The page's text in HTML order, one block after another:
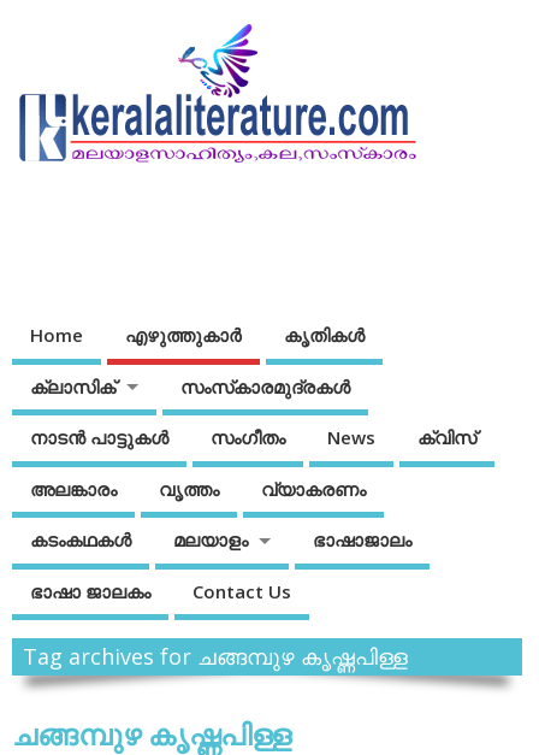
Home എഴുത്തുകാര്‍ കൃതികൾ
ക്ലാസിക് സംസ്‌കാരമുദ്രകള്‍
നാടന്‍ പാട്ടുകള്‍ സംഗീതം News ക്വിസ്
അലങ്കാരം വൃത്തം വ്യാകരണം
കടംകഥകള്‍ മലയാളം ഭാഷാജാലം
ഭാഷാ ജാലകം Contact Us
Tag archives for ചങ്ങമ്പുഴ കൃഷ്ണപിള്ള
ചങ്ങമ്പുഴ കൃഷ്ണപിള്ള